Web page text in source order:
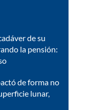
de su
la pensión:
de forma no
lunar,